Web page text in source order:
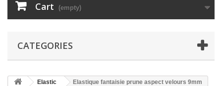
Cart (empty)
CATEGORIES
Elastic Elastique fantaisie prune aspect velours 9mm